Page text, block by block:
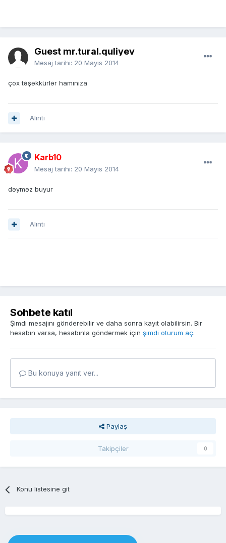
Guest mr.tural.quliyev
Mesaj tarihi: 20 Mayıs 2014
çox təşəkkürlər hamınıza
Alıntı
Karb10
Mesaj tarihi: 20 Mayıs 2014
dəyməz buyur
Alıntı
Sohbete katıl
Şimdi mesajını gönderebilir ve daha sonra kayıt olabilirsin. Bir
hesabın varsa, hesabınla göndermek için şimdi oturum aç.
Bu konuya yanıt ver...
Paylaş
Takipçiler 0
Konu listesine git